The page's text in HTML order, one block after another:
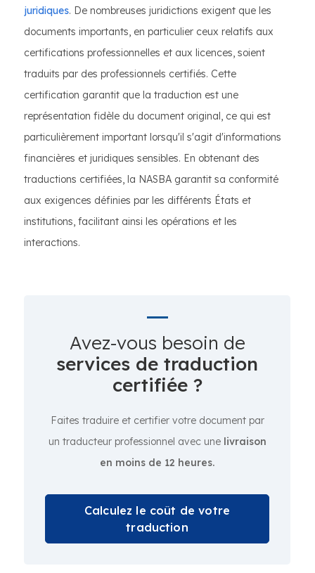
juridiques. De nombreuses juridictions exigent que les
documents importants, en particulier ceux relatifs aux
certifications professionnelles et aux licences, soient
traduits par des professionnels certifiés. Cette
certification garantit que la traduction est une
représentation fidèle du document original, ce qui est
particulièrement important lorsqu'il s'agit d'informations
financières et juridiques sensibles. En obtenant des
traductions certifiées, la NASBA garantit sa conformité
aux exigences définies par les différents États et
institutions, facilitant ainsi les opérations et les
interactions.
Avez-vous besoin de
services de traduction
certifiée ?
Faites traduire et certifier votre document par
un traducteur professionnel avec une livraison
en moins de 12 heures.
Calculez le coût de votre
traduction